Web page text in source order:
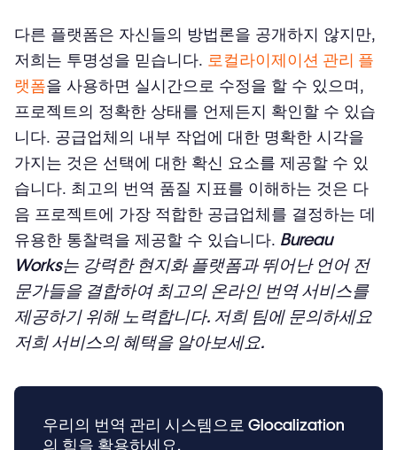
다른 플랫폼은 자신들의 방법론을 공개하지 않지만,
저희는 투명성을 믿습니다. 로컬라이제이션 관리 플
랫폼을 사용하면 실시간으로 수정을 할 수 있으며,
프로젝트의 정확한 상태를 언제든지 확인할 수 있습
니다. 공급업체의 내부 작업에 대한 명확한 시각을
가지는 것은 선택에 대한 확신 요소를 제공할 수 있
습니다. 최고의 번역 품질 지표를 이해하는 것은 다
음 프로젝트에 가장 적합한 공급업체를 결정하는 데
유용한 통찰력을 제공할 수 있습니다. Bureau
Works는 강력한 현지화 플랫폼과 뛰어난 언어 전
문가들을 결합하여 최고의 온라인 번역 서비스를
제공하기 위해 노력합니다. 저희 팀에 문의하세요
저희 서비스의 혜택을 알아보세요.
우리의 번역 관리 시스템으로 Glocalization
의 힘을 활용하세요.